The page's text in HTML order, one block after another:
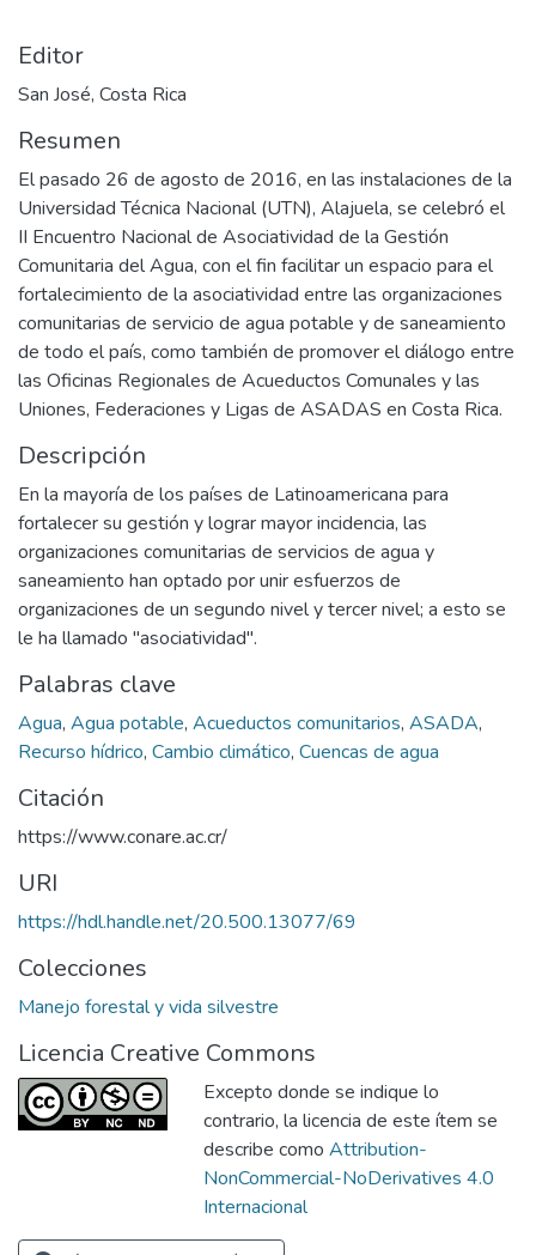
Editor
San José, Costa Rica
Resumen
El pasado 26 de agosto de 2016, en las instalaciones de la
Universidad Técnica Nacional (UTN), Alajuela, se celebró el
II Encuentro Nacional de Asociatividad de la Gestión
Comunitaria del Agua, con el fin facilitar un espacio para el
fortalecimiento de la asociatividad entre las organizaciones
comunitarias de servicio de agua potable y de saneamiento
de todo el país, como también de promover el diálogo entre
las Oficinas Regionales de Acueductos Comunales y las
Uniones, Federaciones y Ligas de ASADAS en Costa Rica.
Descripción
En la mayoría de los países de Latinoamericana para
fortalecer su gestión y lograr mayor incidencia, las
organizaciones comunitarias de servicios de agua y
saneamiento han optado por unir esfuerzos de
organizaciones de un segundo nivel y tercer nivel; a esto se
le ha llamado "asociatividad".
Palabras clave
Agua, Agua potable, Acueductos comunitarios, ASADA,
Recurso hídrico, Cambio climático, Cuencas de agua
Citación
https://www.conare.ac.cr/
URI
https://hdl.handle.net/20.500.13077/69
Colecciones
Manejo forestal y vida silvestre
Licencia Creative Commons
Excepto donde se indique lo
contrario, la licencia de este ítem se
describe como Attribution-
NonCommercial-NoDerivatives 4.0
Internacional